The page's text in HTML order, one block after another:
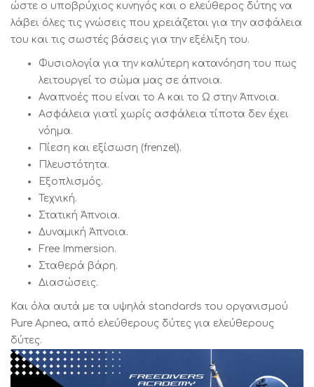
ώστε ο υποβρύχιος κυνηγός και ο ελεύθερος δύτης να
λάβει όλες τις γνώσεις που χρειάζεται για την ασφάλεια
του και τις σωστές βάσεις για την εξέλιξη του.
Φυσιολογία για την καλύτερη κατανόηση του πως
λειτουργεί το σώμα μας σε άπνοια.
Αναπνοές που είναι το Α και το Ω στην Άπνοια.
Ασφάλεια γιατί χωρίς ασφάλεια τίποτα δεν έχει
νόημα.
Πίεση και εξίσωση (frenzel).
Πλευστότητα.
Εξοπλισμός.
Τεχνική.
Στατική Άπνοια.
Δυναμική Άπνοια.
Free Immersion.
Σταθερά βάρη.
Διασώσεις.
Και όλα αυτά με τα υψηλά standards του οργανισμού
Pure Apnea, από ελεύθερους δύτες για ελεύθερους
δύτες.